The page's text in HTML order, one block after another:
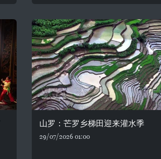
山罗：芒罗乡梯田迎来灌水季
29/07/2026 01:00